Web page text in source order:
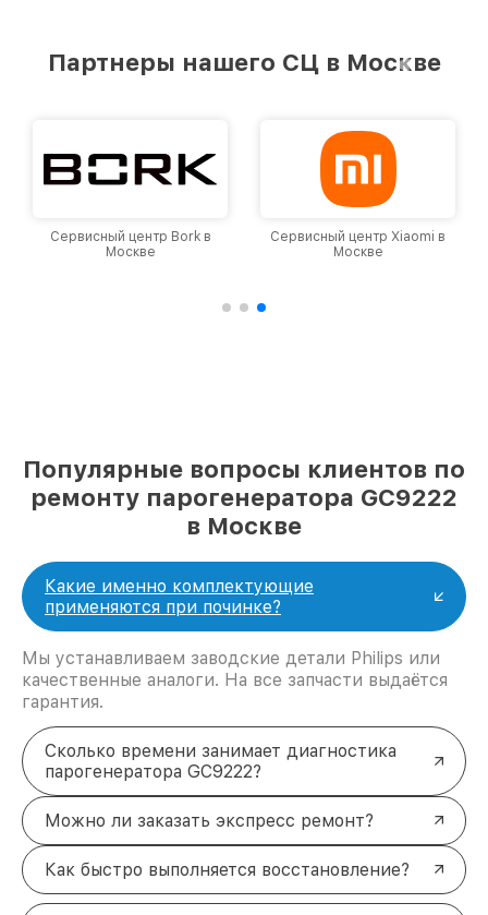
Партнеры нашего СЦ в Москве
Сервисный центр Bork в
Москве
Сервисный центр Xiaomi в
Москве
Популярные вопросы клиентов по
ремонту парогенератора GC9222
в Москве
Какие именно комплектующие
применяются при починке?
Мы устанавливаем заводские детали Philips или
качественные аналоги. На все запчасти выдаётся
гарантия.
Сколько времени занимает диагностика
парогенератора GC9222?
Можно ли заказать экспресс ремонт?
Как быстро выполняется восстановление?